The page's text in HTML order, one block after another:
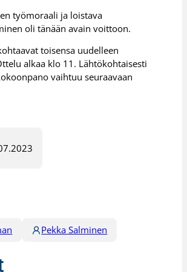
työmoraali ja loistava
oli tänään avain voittoon.
toisensa uudelleen
alkaa klo 11. Lähtökohtaisesti
vaihtuu seuraavaan
Pekka Salminen